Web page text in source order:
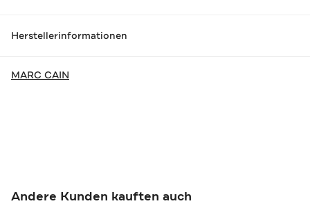
Herstellerinformationen
MARC CAIN
Andere Kunden kauften auch